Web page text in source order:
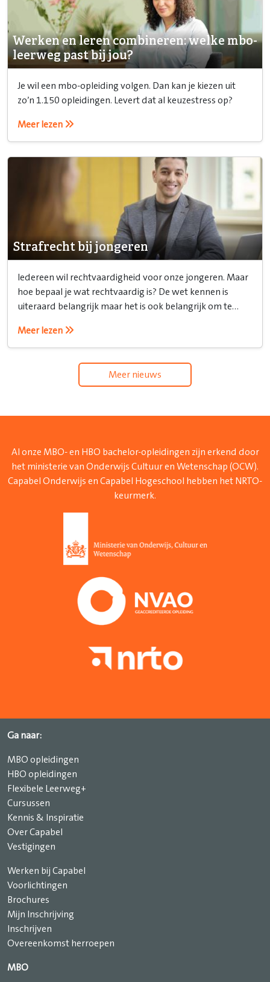
Werken en leren combineren: welke mbo-
leerweg past bij jou?
Je wil een mbo-opleiding volgen. Dan kan je kiezen uit
zo’n 1.150 opleidingen. Levert dat al keuzestress op?
Meer lezen
Strafrecht bij jongeren
Iedereen wil rechtvaardigheid voor onze jongeren. Maar
hoe bepaal je wat rechtvaardig is? De wet kennen is
uiteraard belangrijk maar het is ook belangrijk om te
Meer lezen
Meer nieuws
Al onze MBO- en HBO bachelor-opleidingen zijn erkend door
het ministerie van Onderwijs Cultuur en Wetenschap (OCW).
Capabel Onderwijs en Capabel Hogeschool hebben het NRTO-
keurmerk.
Ga naar:
MBO opleidingen
HBO opleidingen
Flexibele Leerweg+
Cursussen
Kennis & Inspiratie
Over Capabel
Vestigingen
Werken bij Capabel
Voorlichtingen
Brochures
Mijn Inschrijving
Inschrijven
Overeenkomst herroepen
MBO